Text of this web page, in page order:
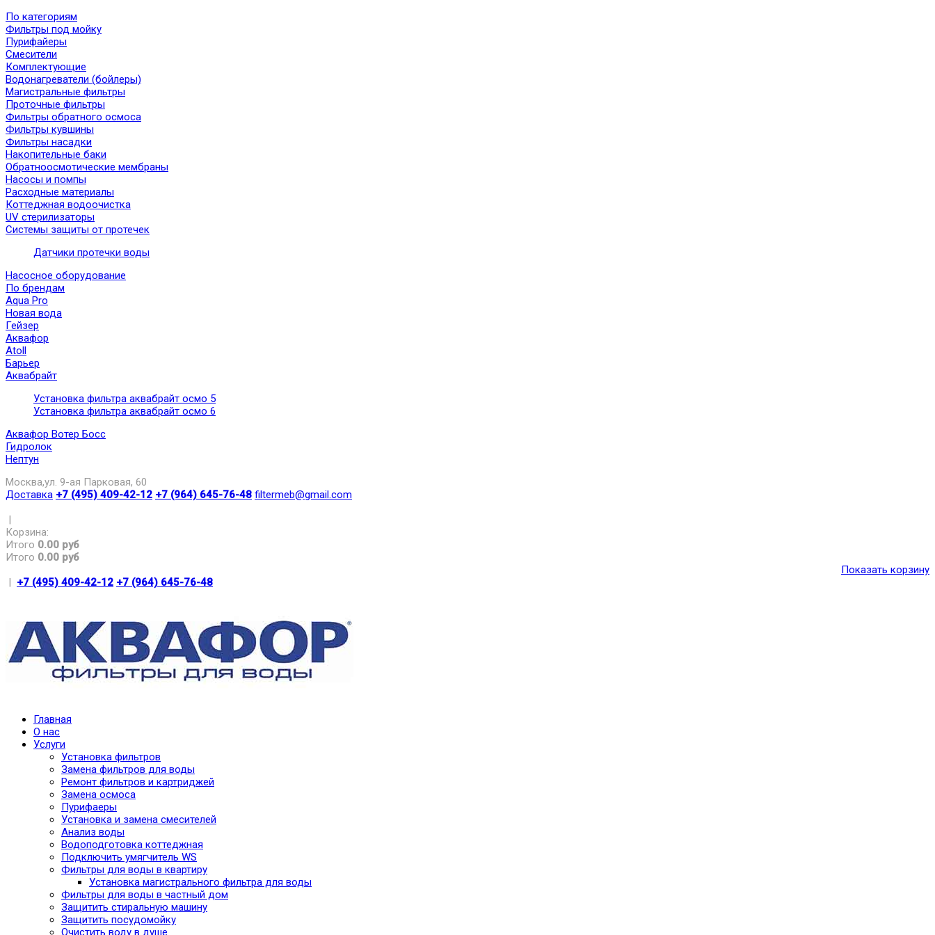
По категориям
Фильтры под мойку
Пурифайеры
Смесители
Комплектующие
Водонагреватели (бойлеры)
Магистральные фильтры
Проточные фильтры
Фильтры обратного осмоса
Фильтры кувшины
Фильтры насадки
Накопительные баки
Обратноосмотические мембраны
Насосы и помпы
Расходные материалы
Коттеджная водоочистка
UV стерилизаторы
Системы защиты от протечек
Датчики протечки воды
Насосное оборудование
По брендам
Aqua Pro
Новая вода
Гейзер
Аквафор
Atoll
Барьер
Аквабрайт
Установка фильтра аквабрайт осмо 5
Установка фильтра аквабрайт осмо 6
Аквафор Вотер Босс
Гидролок
Нептун
Москва,ул. 9-ая Парковая, 60
Доставка +7 (495) 409-42-12 +7 (964) 645-76-48 filtermeb@gmail.com
|
Корзина:
Итого 0.00 руб
Итого 0.00 руб
Показать корзину
| +7 (495) 409-42-12 +7 (964) 645-76-48
Главная
О нас
Услуги
Установка фильтров
Замена фильтров для воды
Ремонт фильтров и картриджей
Замена осмоса
Пурифаеры
Установка и замена смесителей
Анализ воды
Водоподготовка коттеджная
Подключить умягчитель WS
Фильтры для воды в квартиру
Установка магистрального фильтра для воды
Фильтры для воды в частный дом
Защитить стиральную машину
Защитить посудомойку
Очистить воду в душе